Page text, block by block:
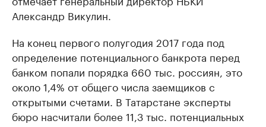
Александр Викулин.
На конец первого полугодия 2017 года под
определение потенциального банкрота перед
банком попали порядка 660 тыс. россиян, это
около 1,4% от общего числа заемщиков с
открытыми счетами. В Татарстане эксперты
бюро насчитали более 11,3 тыс. потенциальных